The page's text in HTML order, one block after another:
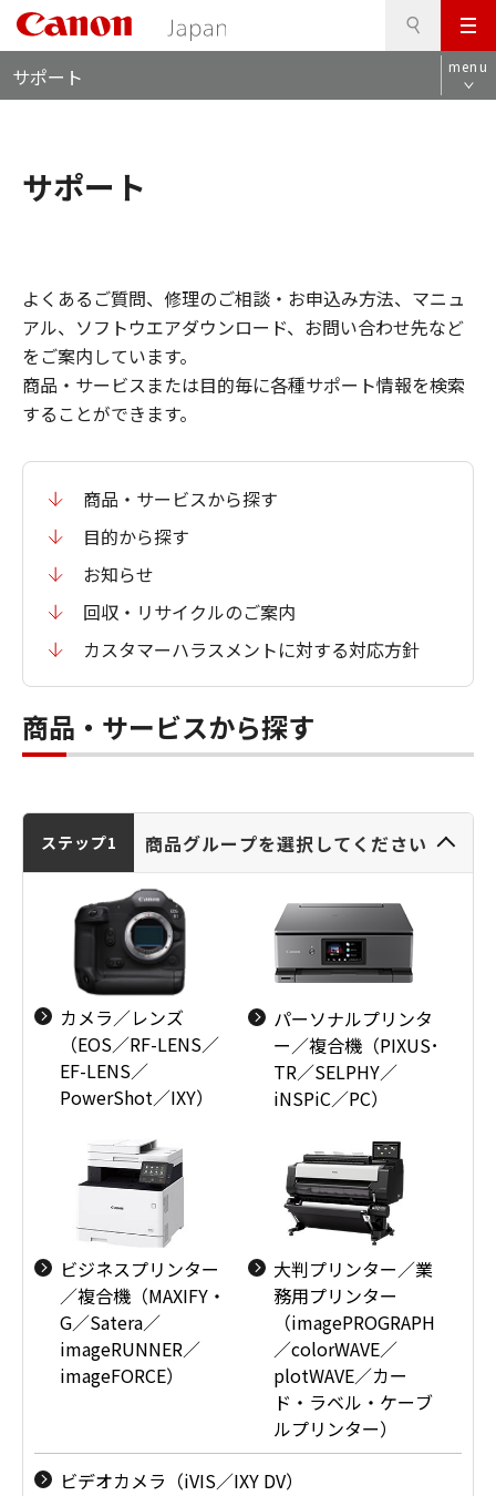
メ
ニ
ュ
サポート menu
サポート
よくあるご質問、修理のご相談・お申込み方法、マニュ
アル、ソフトウエアダウンロード、お問い合わせ先など
をご案内しています。
商品・サービスまたは目的毎に各種サポート情報を検索
することができます。
商品・サービスから探す
目的から探す
お知らせ
回収・リサイクルのご案内
カスタマーハラスメントに対する対応方針
商品・サービスから探す
ステップ1 商品グループを選択してください
カメラ／レンズ
（EOS／RF-LENS／
EF-LENS／
PowerShot／IXY）
パーソナルプリンタ
ー／複合機（PIXUS･
TR／SELPHY／
iNSPiC／PC）
ビジネスプリンター
／複合機（MAXIFY・
G／Satera／
imageRUNNER／
imageFORCE）
大判プリンター／業
務用プリンター
（imagePROGRAPH
／colorWAVE／
plotWAVE／カー
ド・ラベル・ケーブ
ルプリンター）
ビデオカメラ（iVIS／IXY DV）